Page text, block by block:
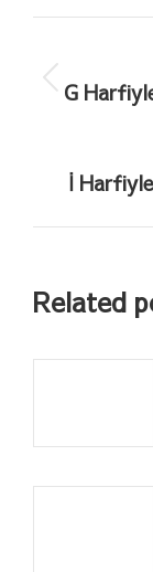
G
İ
Related